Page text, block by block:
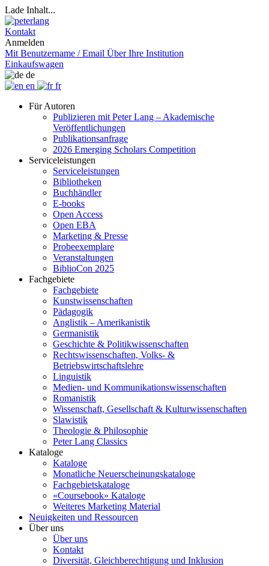
Lade Inhalt...
Kontakt
Anmelden
Mit Benutzername / Email Über Ihre Institution
Einkaufswagen
de
en
fr
Für Autoren
Publizieren mit Peter Lang – Akademische
Veröffentlichungen
Publikationsanfrage
2026 Emerging Scholars Competition
Serviceleistungen
Serviceleistungen
Bibliotheken
Buchhändler
E-books
Open Access
Open EBA
Marketing & Presse
Probeexemplare
Veranstaltungen
BiblioCon 2025
Fachgebiete
Fachgebiete
Kunstwissenschaften
Pädagogik
Anglistik – Amerikanistik
Germanistik
Geschichte & Politikwissenschaften
Rechtswissenschaften, Volks- &
Betriebswirtschaftslehre
Linguistik
Medien- und Kommunikationswissenschaften
Romanistik
Wissenschaft, Gesellschaft & Kulturwissenschaften
Slawistik
Theologie & Philosophie
Peter Lang Classics
Kataloge
Kataloge
Monatliche Neuerscheinungskataloge
Fachgebietskataloge
«Coursebook» Kataloge
Weiteres Marketing Material
Neuigkeiten und Ressourcen
Über uns
Über uns
Kontakt
Diversität, Gleichberechtigung und Inklusion